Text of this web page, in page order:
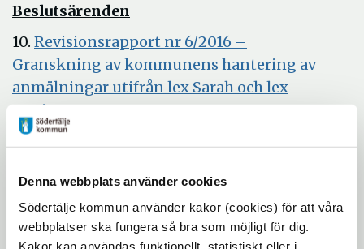
Denna webbplats använder cookies
Södertälje kommun använder kakor (cookies) för att våra
webbplatser ska fungera så bra som möjligt för dig.
Kakor kan användas funktionellt, statistiskt eller i
nytt
fönster
Beslutsärenden
10. Revisionsrapport nr 6/2016 –
Granskning av kommunens hantering av
anmälningar utifrån lex Sarah och lex
MariaÖppna
fönster
11.
Öppna
nytt
Yttrande över remiss – "Ökad insyn i
välfärden"Öppna